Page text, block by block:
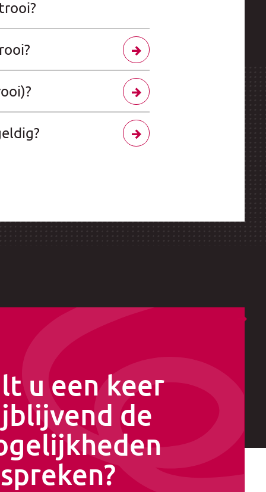
u een keer
de